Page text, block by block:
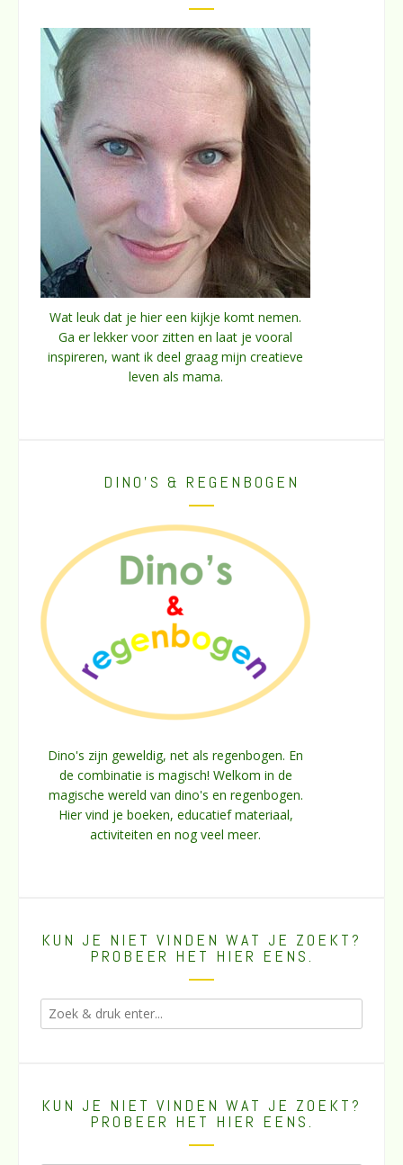
Wat leuk dat je hier een kijkje komt nemen.
Ga er lekker voor zitten en laat je vooral
inspireren, want ik deel graag mijn creatieve
leven als mama.
DINO’S & REGENBOGEN
Dino's zijn geweldig, net als regenbogen. En
de combinatie is magisch! Welkom in de
magische wereld van dino's en regenbogen.
Hier vind je boeken, educatief materiaal,
activiteiten en nog veel meer.
KUN JE NIET VINDEN WAT JE ZOEKT?
PROBEER HET HIER EENS.
KUN JE NIET VINDEN WAT JE ZOEKT?
PROBEER HET HIER EENS.